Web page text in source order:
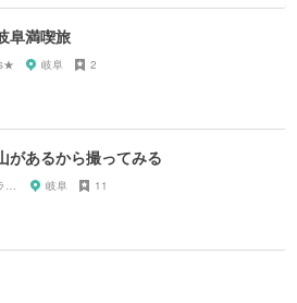
阜満喫旅
岐阜 2
があるから撮ってみる
サンタ・デラックス 岐阜 11